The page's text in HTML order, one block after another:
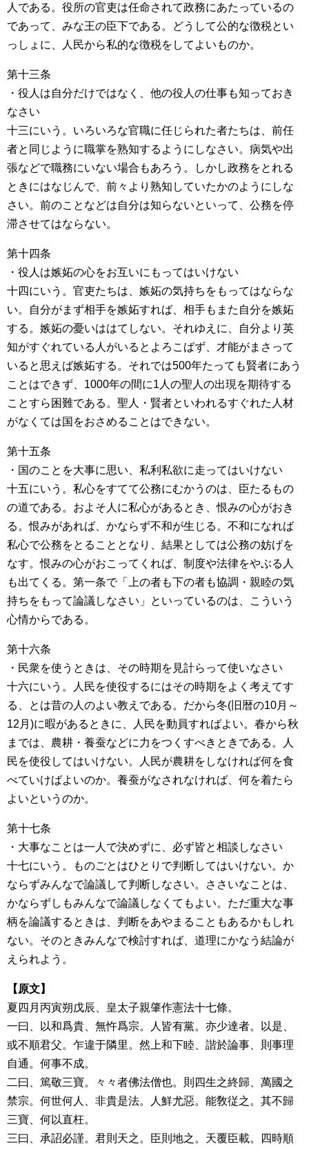
人である。役所の官吏は任命されて政務にあたっているの
であって、みな王の臣下である。どうして公的な徴税とい
っしょに、人民から私的な徴税をしてよいものか。
第十三条
・役人は自分だけではなく、他の役人の仕事も知っておき
なさい
十三にいう。いろいろな官職に任じられた者たちは、前任
者と同じように職掌を熟知するようにしなさい。病気や出
張などで職務にいない場合もあろう。しかし政務をとれる
ときにはなじんで、前々より熟知していたかのようにしな
さい。前のことなどは自分は知らないといって、公務を停
滞させてはならない。
第十四条
・役人は嫉妬の心をお互いにもってはいけない
十四にいう。官吏たちは、嫉妬の気持ちをもってはならな
い。自分がまず相手を嫉妬すれば、相手もまた自分を嫉妬
する。嫉妬の憂いははてしない。それゆえに、自分より英
知がすぐれている人がいるとよろこばず、才能がまさって
いると思えば嫉妬する。それでは500年たっても賢者にあう
ことはできず、1000年の間に1人の聖人の出現を期待する
ことすら困難である。聖人・賢者といわれるすぐれた人材
がなくては国をおさめることはできない。
第十五条
・国のことを大事に思い、私利私欲に走ってはいけない
十五にいう。私心をすてて公務にむかうのは、臣たるもの
の道である。およそ人に私心があるとき、恨みの心がおき
る。恨みがあれば、かならず不和が生じる。不和になれば
私心で公務をとることとなり、結果としては公務の妨げを
なす。恨みの心がおこってくれば、制度や法律をやぶる人
も出てくる。第一条で「上の者も下の者も協調・親睦の気
持ちをもって論議しなさい」といっているのは、こういう
心情からである。
第十六条
・民衆を使うときは、その時期を見計らって使いなさい
十六にいう。人民を使役するにはその時期をよく考えてす
る、とは昔の人のよい教えである。だから冬(旧暦の10月～
12月)に暇があるときに、人民を動員すればよい。春から秋
までは、農耕・養蚕などに力をつくすべきときである。人
民を使役してはいけない。人民が農耕をしなければ何を食
べていけばよいのか。養蚕がなされなければ、何を着たら
よいというのか。
第十七条
・大事なことは一人で決めずに、必ず皆と相談しなさい
十七にいう。ものごとはひとりで判断してはいけない。か
ならずみんなで論議して判断しなさい。ささいなことは、
かならずしもみんなで論議しなくてもよい。ただ重大な事
柄を論議するときは、判断をあやまることもあるかもしれ
ない。そのときみんなで検討すれば、道理にかなう結論が
えられよう。
【原文】
夏四月丙寅朔戊辰、皇太子親肇作憲法十七條。
一曰、以和爲貴、無忤爲宗。人皆有黨。亦少達者。以是、
或不順君父。乍違于隣里。然上和下睦、諧於論事、則事理
自通。何事不成。
二曰、篤敬三寶。々々者佛法僧也。則四生之終歸、萬國之
禁宗。何世何人、非貴是法。人鮮尤惡。能敎従之。其不歸
三寶、何以直枉。
三曰、承詔必謹。君則天之。臣則地之。天覆臣載。四時順